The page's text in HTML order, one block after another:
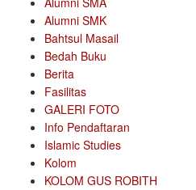
Alumni SMK
Bahtsul Masail
Bedah Buku
Berita
Fasilitas
GALERI FOTO
Info Pendaftaran
Islamic Studies
Kolom
KOLOM GUS ROBITH